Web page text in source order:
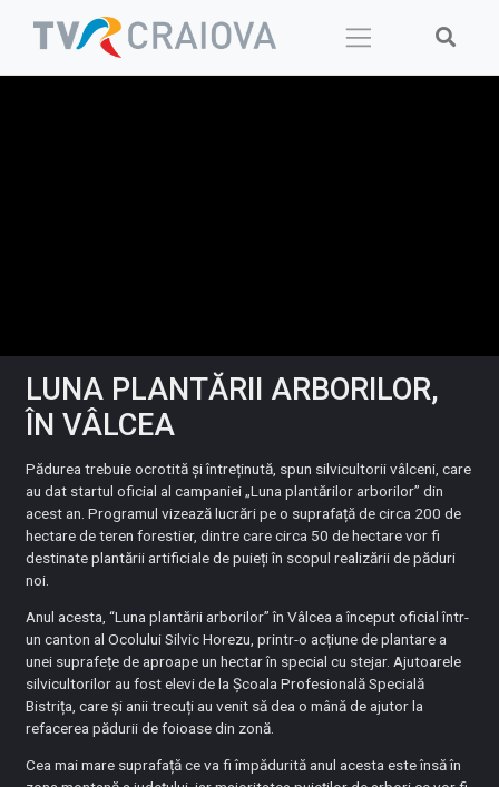
LUNA PLANTĂRII ARBORILOR,
ÎN VÂLCEA
Pădurea trebuie ocrotită și întreținută, spun silvicultorii vâlceni, care
au dat startul oficial al campaniei „Luna plantărilor arborilor” din
acest an. Programul vizează lucrări pe o suprafață de circa 200 de
hectare de teren forestier, dintre care circa 50 de hectare vor fi
destinate plantării artificiale de puieți în scopul realizării de păduri
noi.
Anul acesta, “Luna plantării arborilor” în Vâlcea a început oficial într-
un canton al Ocolului Silvic Horezu, printr-o acțiune de plantare a
unei suprafețe de aproape un hectar în special cu stejar. Ajutoarele
silvicultorilor au fost elevi de la Școala Profesională Specială
Bistrița, care și anii trecuți au venit să dea o mână de ajutor la
refacerea pădurii de foioase din zonă.
Cea mai mare suprafață ce va fi împădurită anul acesta este însă în